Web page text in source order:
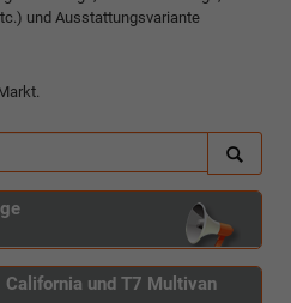
und Ausstattungsvariante
und T7 Multivan